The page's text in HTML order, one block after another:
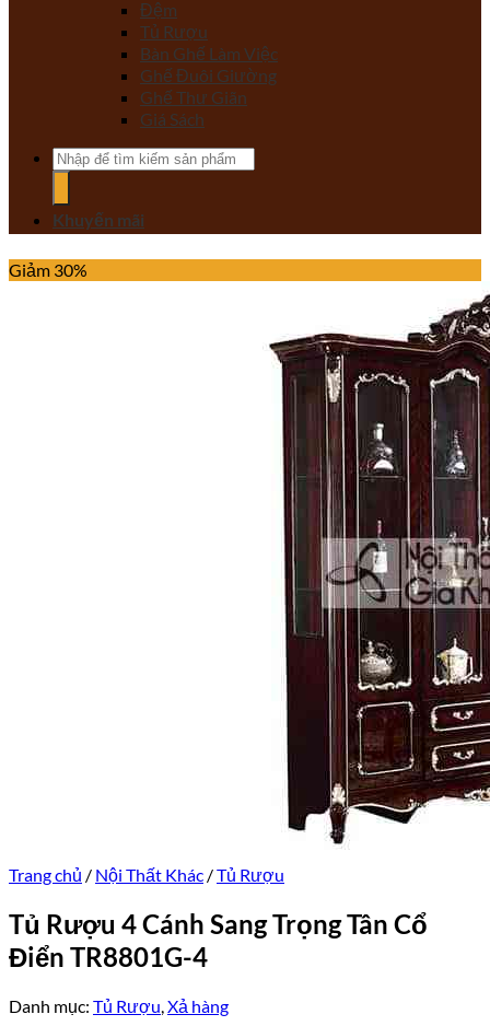
Đệm
Tủ Rượu
Bàn Ghế Làm Việc
Ghế Đuôi Giường
Ghế Thư Giãn
Giá Sách
Tìm
kiếm:
Khuyến mãi
Giảm 30%
Trang chủ / Nội Thất Khác /Tủ Rượu
Tủ Rượu 4 Cánh Sang Trọng Tân Cổ
Điển TR8801G-4
Danh mục: Tủ Rượu,Xả hàng